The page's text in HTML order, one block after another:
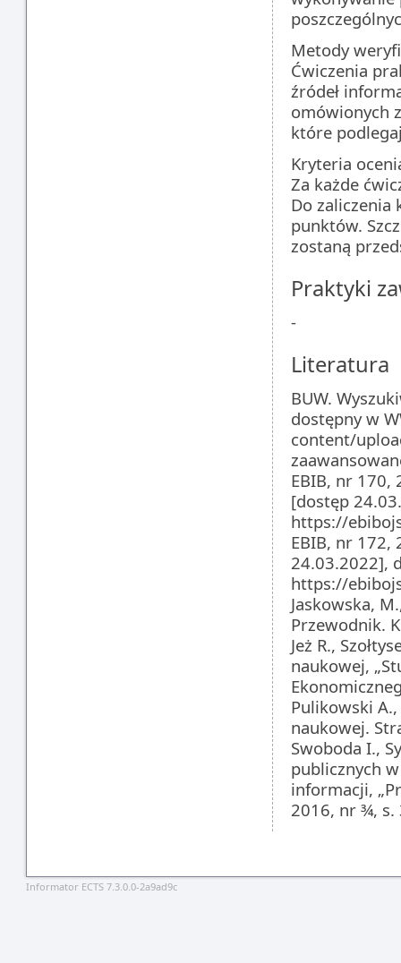
Metody
Ćwiczenia
źródeł
omówionych
które
Kryteria
Za każde
Do zaliczenia
punktów.
zostaną
Praktyki
-
Literatura
­BUW.
dostępny w
content/
­EBIB, nr 170,
[dostęp
https://
­EBIB, nr 172,
24.03.2022],
https://
­Jaskowska,
Przewodnik.
­Jeż R.,
naukowej,
­Pulikowski
naukowej.
­Swoboda I.,
publicznych
informacji,
2016, nr ¾, s.
Informator ECTS 7.3.0.0-2a9ad9c